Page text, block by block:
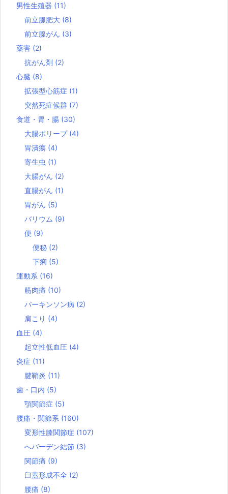
男性生殖器 (11)
前立腺肥大 (8)
前立腺がん (3)
薬害 (2)
抗がん剤 (2)
心臓 (8)
拡張型心筋症 (1)
突然死症候群 (7)
食道・胃・腸 (30)
大腸ポリープ (4)
胃潰瘍 (4)
寄生虫 (1)
大腸がん (2)
直腸がん (1)
胃がん (5)
バリウム (9)
便 (9)
便秘 (2)
下痢 (5)
運動系 (16)
筋肉痛 (10)
パーキンソン病 (2)
肩こり (4)
血圧 (4)
起立性低血圧 (4)
炎症 (11)
腱鞘炎 (11)
歯・口内 (5)
顎関節症 (5)
腰痛・関節系 (160)
変形性膝関節症 (107)
へバーデン結節 (3)
関節痛 (9)
臼蓋形成不全 (2)
腰痛 (8)